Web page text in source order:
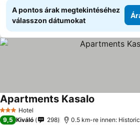
A pontos árak megtekintéséhez
válasszon dátumokat
3 Kategória
Hotel
Apartments Kasalo
9,5 Kiváló 298 0.5 km-re innen: